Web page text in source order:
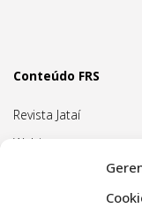
Conteúdo FRS
Revista Jataí
Webinars